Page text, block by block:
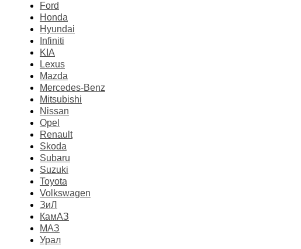
Ford
Honda
Hyundai
Infiniti
KIA
Lexus
Mazda
Mercedes-Benz
Mitsubishi
Nissan
Opel
Renault
Skoda
Subaru
Suzuki
Toyota
Volkswagen
ЗиЛ
КамАЗ
МАЗ
Урал